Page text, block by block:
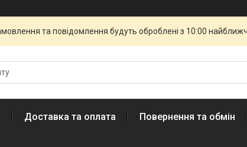
та повідомлення будуть оброблені з 10:00
Доставка та оплата Повернення та обмін